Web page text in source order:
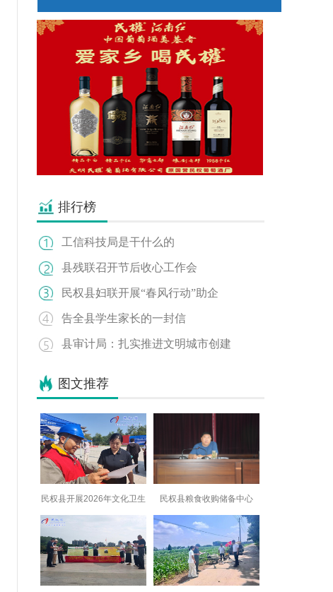
排行榜
工信科技局是干什么的
县残联召开节后收心工作会
民权县妇联开展“春风行动”助企
告全县学生家长的一封信
县审计局：扎实推进文明城市创建
图文推荐
民权县开展2026年文化卫生 民权县粮食收购储备中心